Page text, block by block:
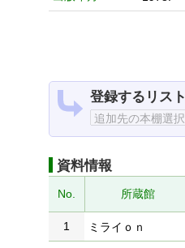
登録するリスト
資料情報
No. 所蔵館
1 ミライｏｎ